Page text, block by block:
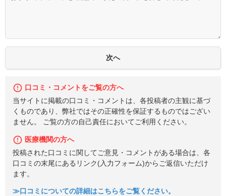
口コミ・コメントをご覧の方へ
当サイトに掲載の口コミ・コメントは、各投稿者の主観に基づ
くものであり、弊社ではその正確性を保証するものではござい
ません。 ご覧の方の自己責任においてご利用ください。
医療機関の方へ
投稿された口コミに関してご意見・コメントがある場合は、各
口コミの末尾にあるリンク(入力フォーム)からご返信いただけ
ます。
≫口コミについての詳細はこちらをご覧ください。